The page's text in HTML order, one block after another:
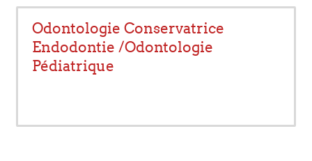
Odontologie Conservatrice
Endodontie /Odontologie
Pédiatrique